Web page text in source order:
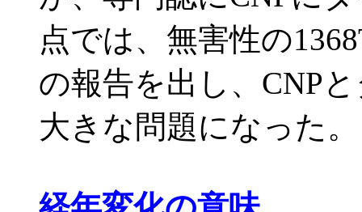
点では、無害性の
の報告を出し、CNP
大きな問題になった。